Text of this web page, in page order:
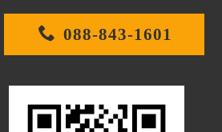
088-843-1601